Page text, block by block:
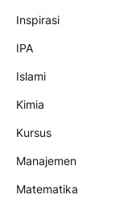
Inspirasi
IPA
Islami
Kimia
Kursus
Manajemen
Matematika